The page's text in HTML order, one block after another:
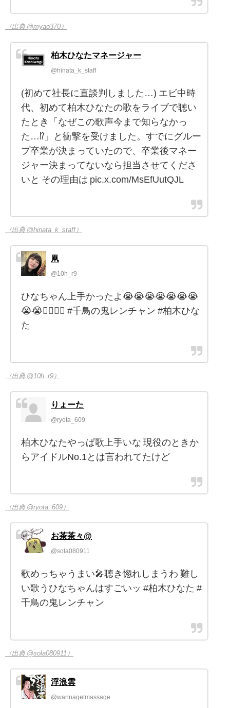
（出典 @myao370）
柏木ひなたマネージャー
@hinata_k_staff
(初めて社長に直談判しました…) エビ中時
代、初めて柏木ひなたの歌をライブで聴い
たとき「なぜこの歌声今まで知らなかっ
た…⁉︎」と衝撃を受けました。すでにグルー
プ卒業が決まっていたので、卒業後マネー
ジャー決まってないなら担当させてくださ
いと その理由は pic.x.com/MsEfUutQJL
（出典 @hinata_k_staff）
凧
@10h_r9
ひなちゃん上手かったよ😭😭😭😭😭😭😭
😭😭😮‍💨😮‍💨 #千鳥の鬼レンチャン #柏木ひな
た
（出典 @10h_r9）
りょーた
@ryota_609
柏木ひなたやっぱ歌上手いな 現役のときか
らアイドルNo.1とは言われてたけど
（出典 @ryota_609）
お茶茶々@
@sola080911
歌めっちゃうまい🎤聴き惚れしまうわ 難し
い歌うひなちゃんはすごいッ #柏木ひなた #
千鳥の鬼レンチャン
（出典 @sola080911）
浮浪雲
@wannagetmassage